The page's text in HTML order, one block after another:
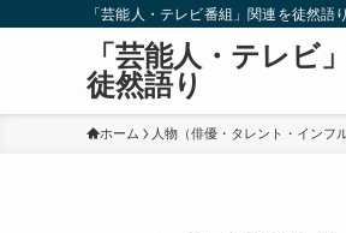
「芸能人・テレビ番組」関連を徒然語り
「芸能人・テレビ
徒然語り
ホーム 人物（俳優・タレント・インフ